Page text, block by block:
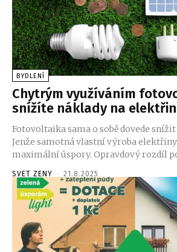
BYDLENÍ
Chytrým využíváním
snížíte náklady na
Fotovoltaika sama o sobě dovede
Jenže samotná vlastní výroba
maximální úspory. Opravdový rozdíl
SVET ZENY - 21.8.2025